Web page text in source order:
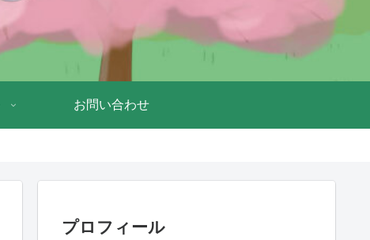
お問い合わせ
プロフィール